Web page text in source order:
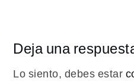
Deja una
Lo siento, debes estar